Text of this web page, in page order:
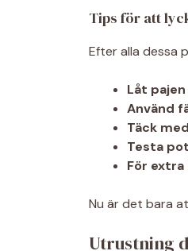
Tips för att
Efter alla dessa
Låt
Använd
Täck
Testa
För extra
Nu är det bara
Utrustning